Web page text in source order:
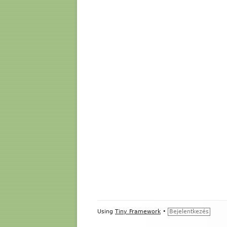
Footer
Using Tiny Framework • Bejelentkezés